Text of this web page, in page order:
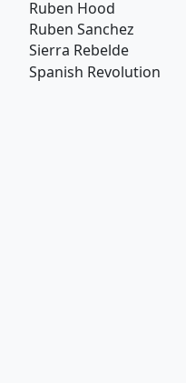
Ruben Hood
Ruben Sanchez
Sierra Rebelde
Spanish Revolution